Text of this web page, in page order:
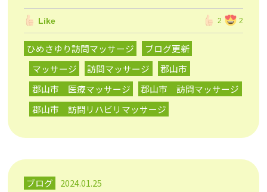
Like 2 2
ひめさゆり訪問マッサージ
ブログ更新
マッサージ
訪問マッサージ
郡山市
郡山市 医療マッサージ
郡山市 訪問マッサージ
郡山市 訪問リハビリマッサージ
ブログ 2024.01.25